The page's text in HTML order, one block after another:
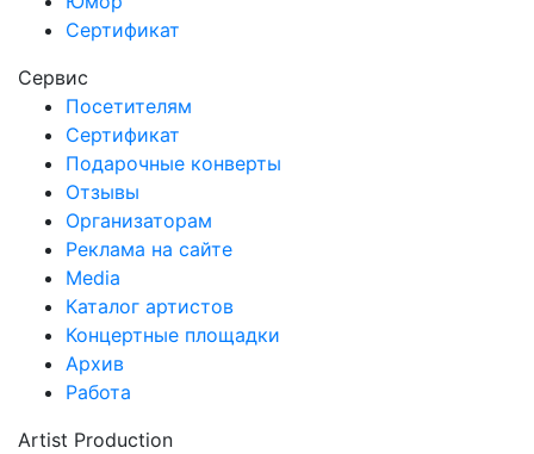
Сертификат
Сервис
Посетителям
Сертификат
Подарочные конверты
Отзывы
Организаторам
Реклама на сайте
Media
Каталог артистов
Концертные площадки
Архив
Работа
Artist Production